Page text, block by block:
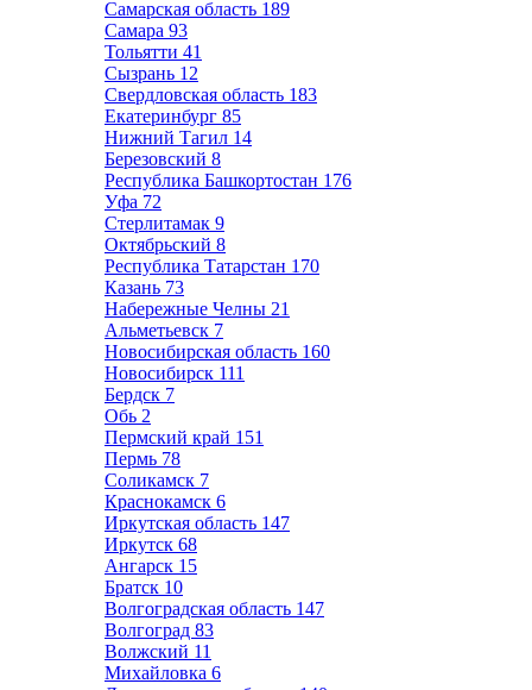
Самарская область 189
Самара 93
Тольятти 41
Сызрань 12
Свердловская область 183
Екатеринбург 85
Нижний Тагил 14
Березовский 8
Республика Башкортостан 176
Уфа 72
Стерлитамак 9
Октябрьский 8
Республика Татарстан 170
Казань 73
Набережные Челны 21
Альметьевск 7
Новосибирская область 160
Новосибирск 111
Бердск 7
Обь 2
Пермский край 151
Пермь 78
Соликамск 7
Краснокамск 6
Иркутская область 147
Иркутск 68
Ангарск 15
Братск 10
Волгоградская область 147
Волгоград 83
Волжский 11
Михайловка 6